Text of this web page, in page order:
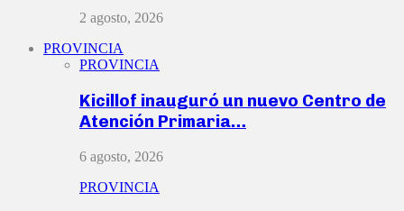
2 agosto, 2026
PROVINCIA
PROVINCIA
Kicillof inauguró un nuevo Centro de
Atención Primaria…
6 agosto, 2026
PROVINCIA